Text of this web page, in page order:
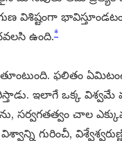
విశిష్టంగా
ఉంది.*
ఫలితం
ఇలాగే ఒక్క విశ్వమే
సర్వగతత్వం చాల
గురించీ, విశ్వేశ్వరుణ్ణి